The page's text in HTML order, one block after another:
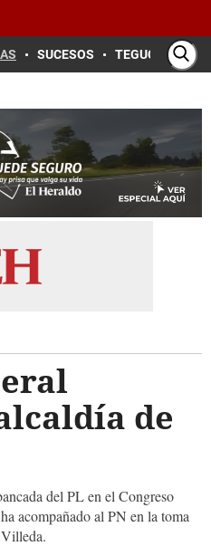
SUCESOS TEGUCIGALPA
de
del PL en el Congreso
acompañado al PN en la toma